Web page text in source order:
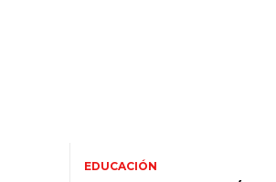
EDUCACIÓN